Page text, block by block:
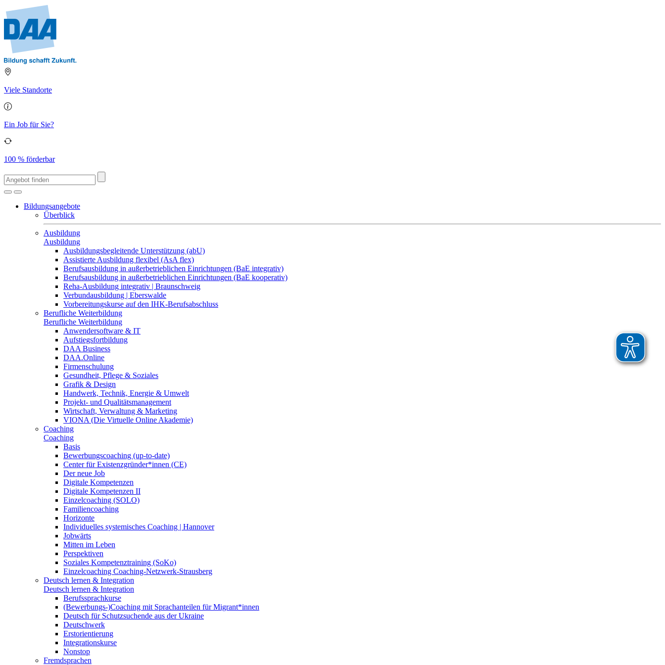
Viele Standorte
Ein Job für Sie?
100 % förderbar
Bildungsangebote
Überblick
Ausbildung
Ausbildung
Ausbildungsbegleitende Unterstützung (abU)
Assistierte Ausbildung flexibel (AsA flex)
Berufsausbildung in außerbetrieblichen Einrichtungen (BaE integrativ)
Berufsausbildung in außerbetrieblichen Einrichtungen (BaE kooperativ)
Reha-Ausbildung integrativ | Braunschweig
Verbundausbildung | Eberswalde
Vorbereitungskurse auf den IHK-Berufsabschluss
Berufliche Weiterbildung
Berufliche Weiterbildung
Anwendersoftware & IT
Aufstiegsfortbildung
DAA Business
DAA.Online
Firmenschulung
Gesundheit, Pflege & Soziales
Grafik & Design
Handwerk, Technik, Energie & Umwelt
Projekt- und Qualitätsmanagement
Wirtschaft, Verwaltung & Marketing
VIONA (Die Virtuelle Online Akademie)
Coaching
Coaching
Basis
Bewerbungscoaching (up-to-date)
Center für Existenzgründer*innen (CE)
Der neue Job
Digitale Kompetenzen
Digitale Kompetenzen II
Einzelcoaching (SOLO)
Familiencoaching
Horizonte
Individuelles systemisches Coaching | Hannover
Jobwärts
Mitten im Leben
Perspektiven
Soziales Kompetenztraining (SoKo)
Einzelcoaching Coaching-Netzwerk-Strausberg
Deutsch lernen & Integration
Deutsch lernen & Integration
Berufssprachkurse
(Bewerbungs-)Coaching mit Sprachanteilen für Migrant*innen
Deutsch für Schutzsuchende aus der Ukraine
Deutschwerk
Erstorientierung
Integrationskurse
Nonstop
Fremdsprachen